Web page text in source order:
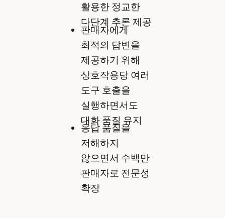
활용한 정교한
다단계 추론 제공
판매자에게
최적의 답변을
제공하기 위해
상호작용당 여러
도구 호출을
실행하면서도
대화 품질 유지
응답 품질을
저해하지
않으면서 수백만
판매자로 전문성
확장